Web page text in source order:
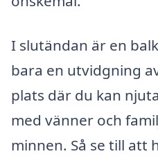
I slutändan är en
bara en utvidgning
plats där du kan
med vänner och
minnen. Så se till att